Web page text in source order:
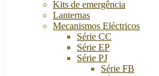
Kits de emergência
Lanternas
Mecanismos Eléctricos
Série CC
Série EP
Série PJ
Série FB